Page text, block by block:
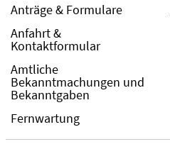
Anträge & Formulare
Anfahrt &
Kontaktformular
Amtliche
Bekanntmachungen und
Bekanntgaben
Fernwartung